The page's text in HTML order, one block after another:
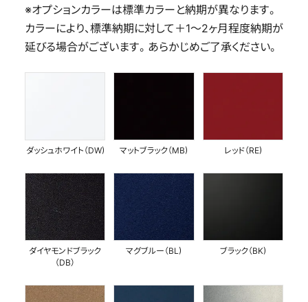
※オプションカラーは標準カラーと納期が異なります。
カラーにより、標準納期に対して＋1〜2ヶ月程度納期が
延びる場合がございます。あらかじめご了承ください。
ダッシュホワイト（DW) マットブラック（MB) レッド（RE)
ダイヤモンドブラック
（DB）
マグブルー（BL) ブラック（BK)